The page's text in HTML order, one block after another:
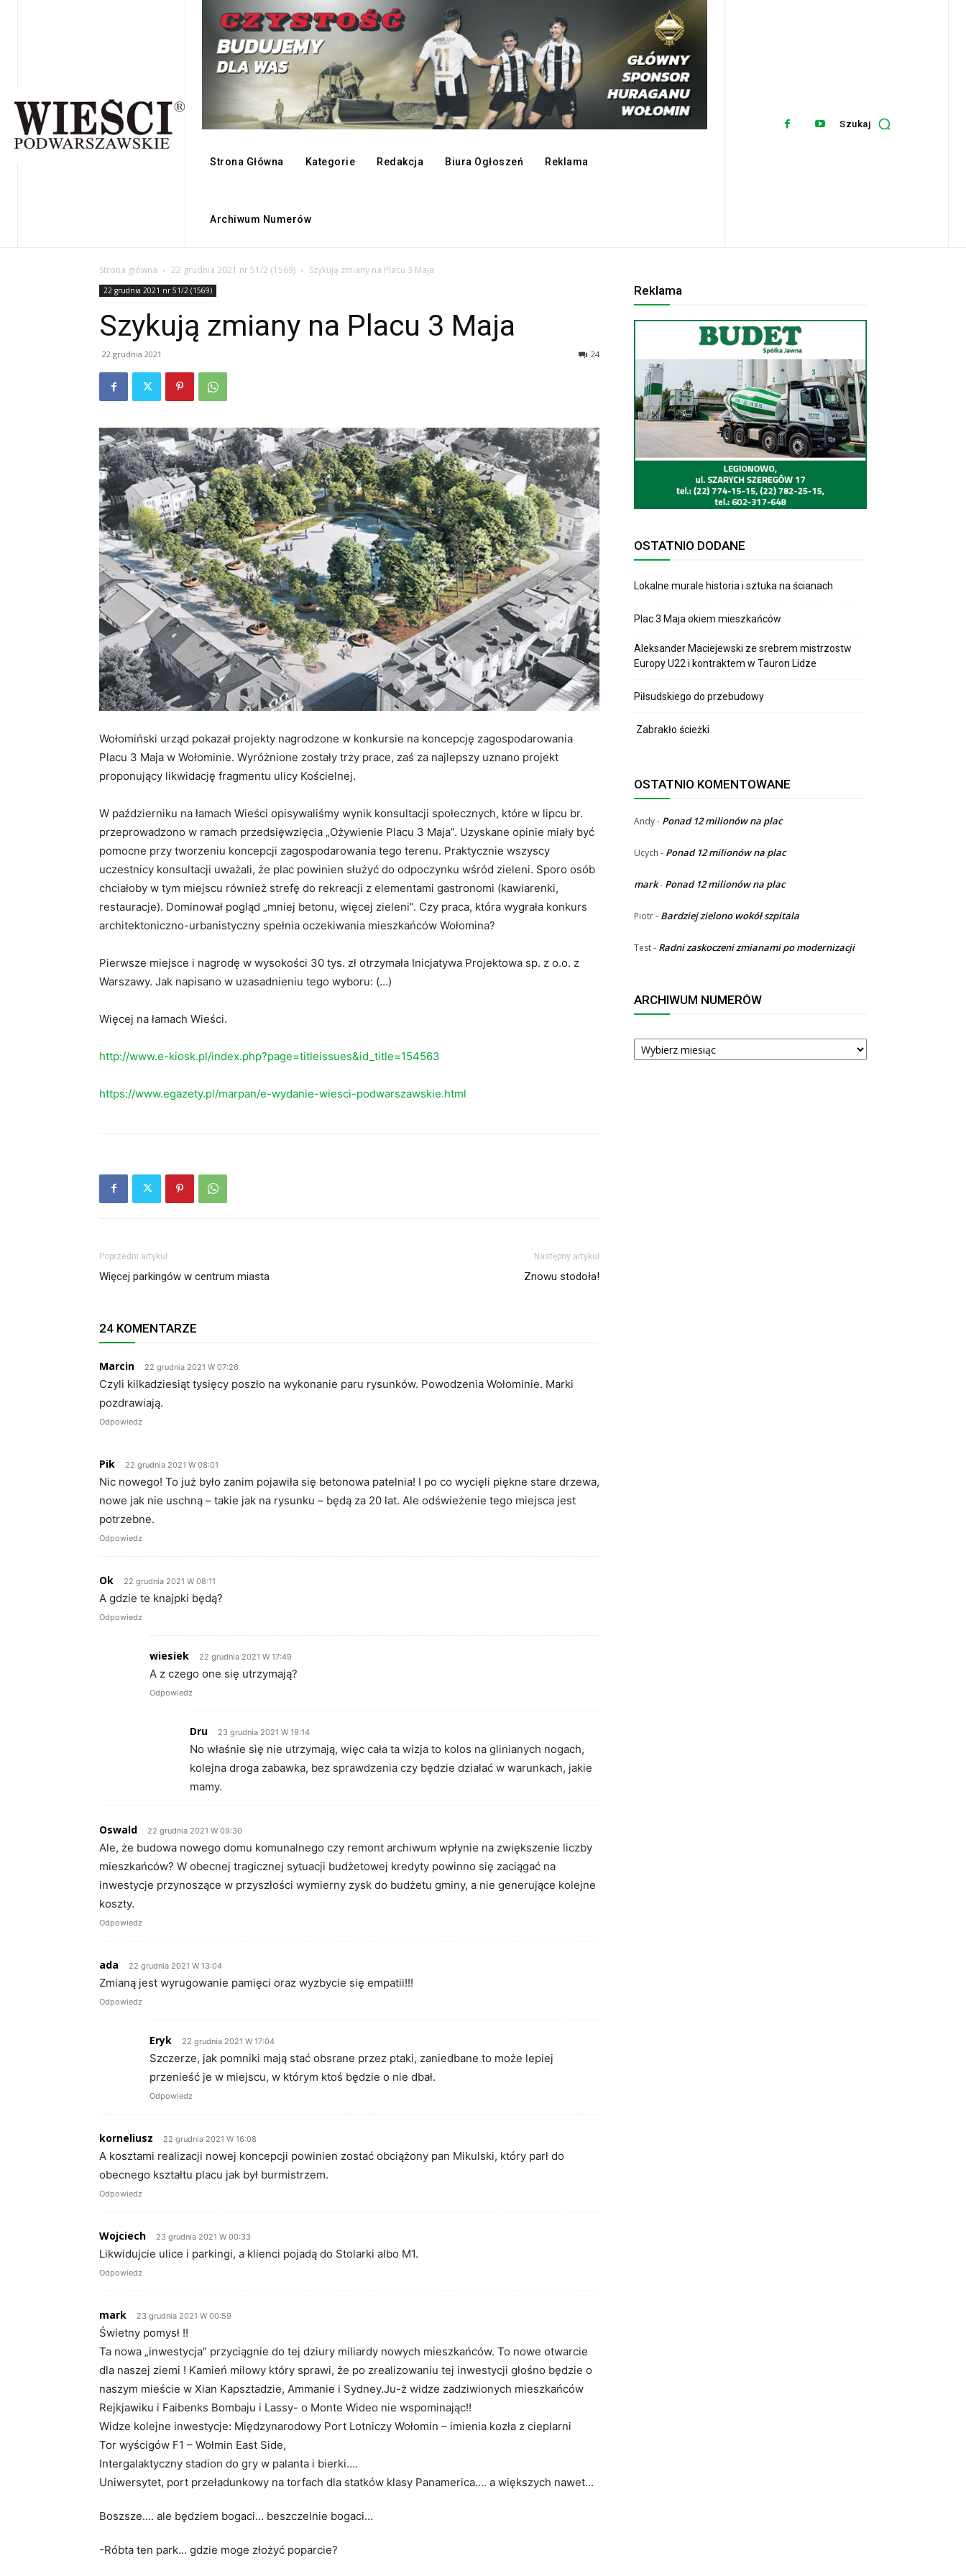
Strona Główna Kategorie Redakcja Biura Ogłoszeń Reklama
Archiwum Numerów
Szukaj
Strona główna 22 grudnia 2021 nr 51/2 (1569) Szykują zmiany na Placu 3 Maja
22 grudnia 2021 nr 51/2 (1569)
Szykują zmiany na Placu 3 Maja
22 grudnia 2021 24
Wołomiński urząd pokazał projekty nagrodzone w konkursie na koncepcję zagospodarowania
Placu 3 Maja w Wołominie. Wyróżnione zostały trzy prace, zaś za najlepszy uznano projekt
proponujący likwidację fragmentu ulicy Kościelnej.
W październiku na łamach Wieści opisywaliśmy wynik konsultacji społecznych, które w lipcu br.
przeprowadzono w ramach przedsięwzięcia „Ożywienie Placu 3 Maja”. Uzyskane opinie miały być
pomocne przy tworzeniu koncepcji zagospodarowania tego terenu. Praktycznie wszyscy
uczestnicy konsultacji uważali, że plac powinien służyć do odpoczynku wśród zieleni. Sporo osób
chciałoby w tym miejscu również strefę do rekreacji z elementami gastronomi (kawiarenki,
restauracje). Dominował pogląd „mniej betonu, więcej zieleni”. Czy praca, która wygrała konkurs
architektoniczno-urbanistyczny spełnia oczekiwania mieszkańców Wołomina?
Pierwsze miejsce i nagrodę w wysokości 30 tys. zł otrzymała Inicjatywa Projektowa sp. z o.o. z
Warszawy. Jak napisano w uzasadnieniu tego wyboru: (…)
Więcej na łamach Wieści.
http://www.e-kiosk.pl/index.php?page=titleissues&id_title=154563
https://www.egazety.pl/marpan/e-wydanie-wiesci-podwarszawskie.html
Poprzedni artykuł
Więcej parkingów w centrum miasta
Następny artykuł
Znowu stodoła!
24 KOMENTARZE
Marcin 22 grudnia 2021 W 07:26
Czyli kilkadziesiąt tysięcy poszło na wykonanie paru rysunków. Powodzenia Wołominie. Marki
pozdrawiają.
Odpowiedz
Pik 22 grudnia 2021 W 08:01
Nic nowego! To już było zanim pojawiła się betonowa patelnia! I po co wycięli piękne stare drzewa,
nowe jak nie uschną – takie jak na rysunku – będą za 20 lat. Ale odświeżenie tego miejsca jest
potrzebne.
Odpowiedz
Ok 22 grudnia 2021 W 08:11
A gdzie te knajpki będą?
Odpowiedz
wiesiek 22 grudnia 2021 W 17:49
A z czego one się utrzymają?
Odpowiedz
Dru 23 grudnia 2021 W 19:14
No właśnie sìę nie utrzymają, więc cała ta wizja to kolos na glinianych nogach,
kolejna droga zabawka, bez sprawdzenia czy będzie działać w warunkach, jakie
mamy.
Oswald 22 grudnia 2021 W 09:30
Ale, że budowa nowego domu komunalnego czy remont archiwum wpłynie na zwiększenie liczby
mieszkańców? W obecnej tragicznej sytuacji budżetowej kredyty powinno się zaciągać na
inwestycje przynoszące w przyszłości wymierny zysk do budżetu gminy, a nie generujące kolejne
koszty.
Odpowiedz
ada 22 grudnia 2021 W 13:04
Zmianą jest wyrugowanie pamięci oraz wyzbycie się empatii!!!
Odpowiedz
Eryk 22 grudnia 2021 W 17:04
Szczerze, jak pomniki mają stać obsrane przez ptaki, zaniedbane to może lepiej
przenieść je w miejscu, w którym ktoś będzie o nie dbał.
Odpowiedz
korneliusz 22 grudnia 2021 W 16:08
A kosztami realizacji nowej koncepcji powinien zostać obciążony pan Mikulski, który parł do
obecnego kształtu placu jak był burmistrzem.
Odpowiedz
Wojciech 23 grudnia 2021 W 00:33
Likwidujcie ulice i parkingi, a klienci pojadą do Stolarki albo M1.
Odpowiedz
mark 23 grudnia 2021 W 00:59
Świetny pomysł !!
Ta nowa „inwestycja” przyciągnie do tej dziury miliardy nowych mieszkańców. To nowe otwarcie
dla naszej ziemi ! Kamień milowy który sprawi, że po zrealizowaniu tej inwestycji głośno będzie o
naszym mieście w Xian Kapsztadzie, Ammanie i Sydney.Ju-ż widze zadziwionych mieszkańców
Rejkjawiku i Faibenks Bombaju i Lassy- o Monte Wideo nie wspominając!!
Widze kolejne inwestycje: Międzynarodowy Port Lotniczy Wołomin – imienia kozła z cieplarni
Tor wyścigów F1 – Wołmin East Side,
Intergalaktyczny stadion do gry w palanta i bierki….
Uniwersytet, port przeładunkowy na torfach dla statków klasy Panamerica…. a większych nawet…
Boszsze…. ale będziem bogaci… beszczelnie bogaci…
-Róbta ten park… gdzie moge złożyć poparcie?
Reklama
OSTATNIO DODANE
Lokalne murale historia i sztuka na ścianach
Plac 3 Maja okiem mieszkańców
Aleksander Maciejewski ze srebrem mistrzostw
Europy U22 i kontraktem w Tauron Lidze
Piłsudskiego do przebudowy
Zabrakło ścieżki
OSTATNIO KOMENTOWANE
Andy- Ponad 12 milionów na plac
Ucych - Ponad 12 milionów na plac
mark- Ponad 12 milionów na plac
Piotr- Bardziej zielono wokół szpitala
Test- Radni zaskoczeni zmianami po modernizacji
ARCHIWUM NUMERÓW
ARCHIWUM
NUMERÓW